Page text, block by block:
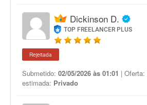
Dickinson D.
TOP FREELANCER PLUS
Rejeitada
Submetido: 02/05/2026 às 01:01 | Oferta:
estimada: Privado